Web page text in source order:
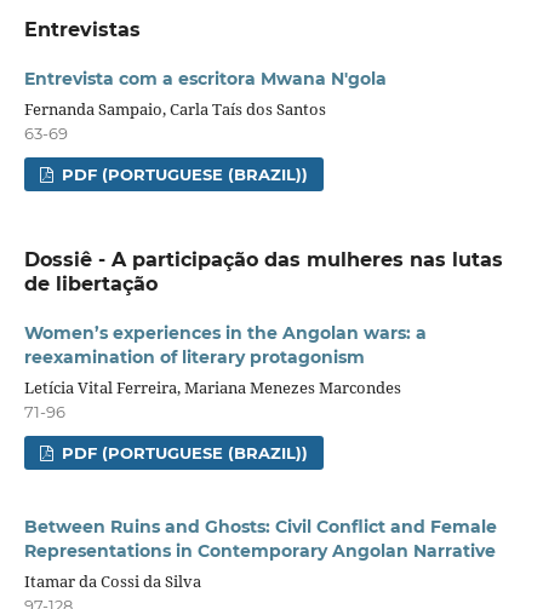
Entrevistas
Entrevista com a escritora Mwana N'gola
Fernanda Sampaio, Carla Taís dos Santos
63-69
PDF (PORTUGUESE (BRAZIL))
Dossiê - A participação das mulheres nas lutas
de libertação
Women’s experiences in the Angolan wars: a
reexamination of literary protagonism
Letícia Vital Ferreira, Mariana Menezes Marcondes
71-96
PDF (PORTUGUESE (BRAZIL))
Between Ruins and Ghosts: Civil Conflict and Female
Representations in Contemporary Angolan Narrative
Itamar da Cossi da Silva